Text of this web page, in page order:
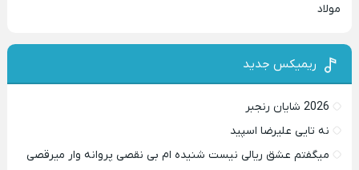
مولاد
ریمیکس جدید
2026 شایان رنجبر
نه تایی علیرضا اسپید
میگفتم عشق ریالی نیست شنیده ام بی نقصی پروانه وار میرقصی